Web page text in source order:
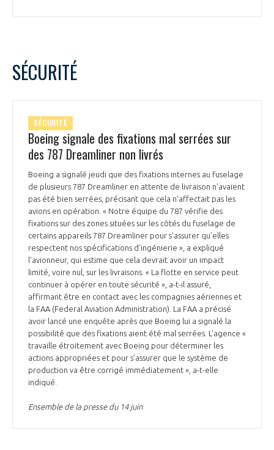
SÉCURITÉ
SÉCURITÉ
Boeing signale des fixations mal serrées sur
des 787 Dreamliner non livrés
Boeing a signalé jeudi que des fixations internes au fuselage
de plusieurs 787 Dreamliner en attente de livraison n'avaient
pas été bien serrées, précisant que cela n'affectait pas les
avions en opération. « Notre équipe du 787 vérifie des
fixations sur des zones situées sur les côtés du fuselage de
certains appareils 787 Dreamliner pour s'assurer qu'elles
respectent nos spécifications d'ingénierie », a expliqué
l'avionneur, qui estime que cela devrait avoir un impact
limité, voire nul, sur les livraisons. « La flotte en service peut
continuer à opérer en toute sécurité », a-t-il assuré,
affirmant être en contact avec les compagnies aériennes et
la FAA (Federal Aviation Administration). La FAA a précisé
avoir lancé une enquête après que Boeing lui a signalé la
possibilité que des fixations aient été mal serrées. L’agence «
travaille étroitement avec Boeing pour déterminer les
actions appropriées et pour s’assurer que le système de
production va être corrigé immédiatement », a-t-elle
indiqué.
Ensemble de la presse du 14 juin